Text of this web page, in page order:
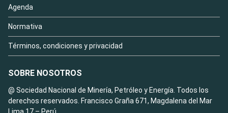
Agenda
Normativa
Términos, condiciones y privacidad
SOBRE NOSOTROS
@ Sociedad Nacional de Minería, Petróleo y Energía. Todos los
derechos reservados. Francisco Graña 671, Magdalena del Mar
Lima 17 – Perú